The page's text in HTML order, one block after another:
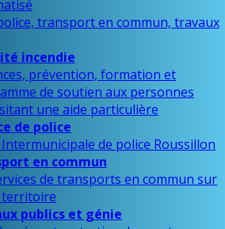
transport en commun, travaux
incendie
prévention, formation et
de soutien aux personnes
une aide particulière
de police
Intermunicipale de police Roussillon
en commun
de transports en commun sur
publics et génie